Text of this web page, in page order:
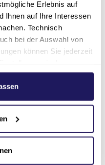
Erlebnis auf
Ihnen auf Ihre Interessen
Technisch
bei der Auswahl von
können Sie jederzeit
Sie in unserer